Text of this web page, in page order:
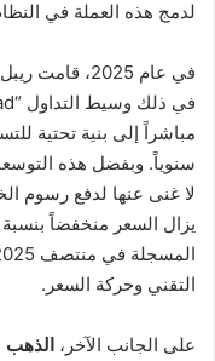
لدمج هذه العملة في
في عام 2025،
مباشراً إلى بنية تحتية
لا غنى عنها لدفع رسوم
التقني وحركة السعر.
على الجانب الآخر، الذهب